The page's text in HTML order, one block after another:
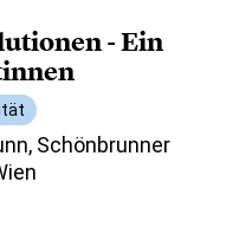
- Ein
Schönbrunner